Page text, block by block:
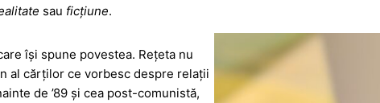
sau ficțiune.
își spune povestea. Rețeta nu
al cărților ce vorbesc despre relații
de ’89 și cea post-comunistă,